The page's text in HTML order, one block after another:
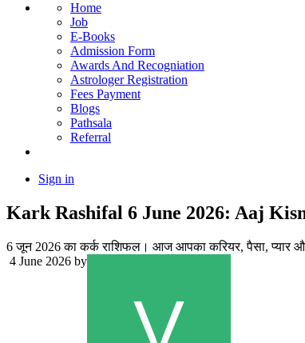
Home
Job
E-Books
Admission Form
Awards And Recogniation
Astrologer Registration
Fees Payment
Blogs
Pathsala
Referral
Sign in
Kark Rashifal 6 June 2026: Aaj
6 जून 2026 का कर्क राशिफल। आज आपका करियर, पैसा, प्यार
4 June 2026 by